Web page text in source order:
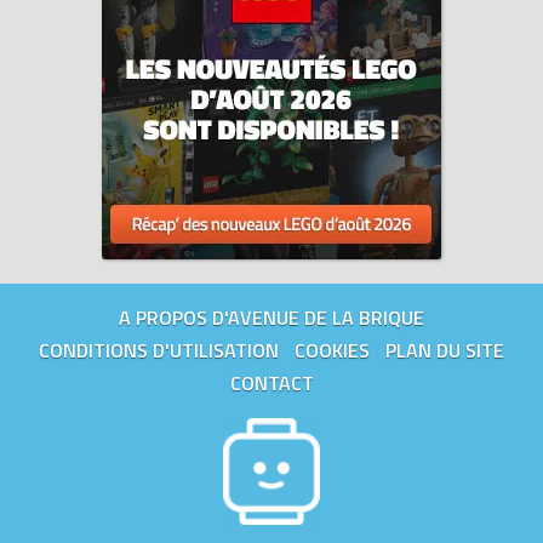
A PROPOS D'AVENUE DE LA BRIQUE
CONDITIONS D'UTILISATION
COOKIES
PLAN DU SITE
CONTACT